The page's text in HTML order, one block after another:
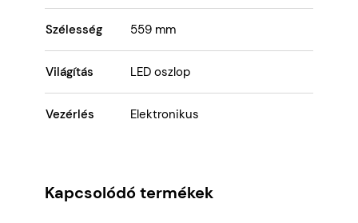
Szélesség 559 mm
Világítás LED oszlop
Vezérlés Elektronikus
Kapcsolódó termékek